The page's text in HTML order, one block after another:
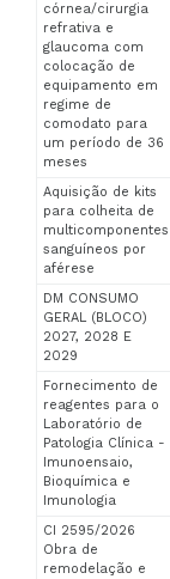
córnea/cirurgia
refrativa e
glaucoma com
colocação de
equipamento em
regime de
comodato para
um período de 36
meses
Aquisição de kits
para colheita de
multicomponentes
sanguíneos por
aférese
DM CONSUMO
GERAL (BLOCO)
2027, 2028 E
2029
Fornecimento de
reagentes para o
Laboratório de
Patologia Clínica -
Imunoensaio,
Bioquímica e
Imunologia
CI 2595/2026
Obra de
remodelação e